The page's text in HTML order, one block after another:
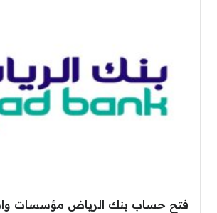
فتح حساب بنك الرياض مؤسسات